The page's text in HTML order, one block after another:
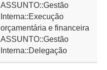
ASSUNTO::Gestão
Interna::Execução
orçamentária e financeira
ASSUNTO::Gestão
Interna::Delegação